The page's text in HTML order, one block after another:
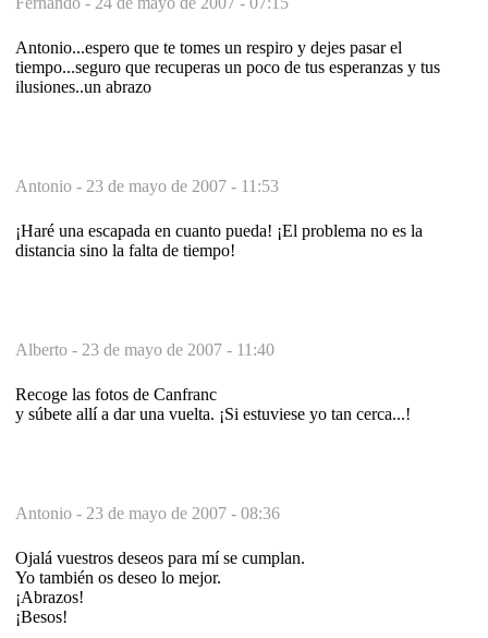
Antonio...espero que te tomes un respiro y dejes pasar el
tiempo...seguro que recuperas un poco de tus esperanzas y tus
ilusiones..un abrazo
Antonio - 23 de mayo de 2007 - 11:53
¡Haré una escapada en cuanto pueda! ¡El problema no es la
distancia sino la falta de tiempo!
Alberto - 23 de mayo de 2007 - 11:40
Recoge las fotos de Canfranc
y súbete allí a dar una vuelta. ¡Si estuviese yo tan cerca...!
Antonio - 23 de mayo de 2007 - 08:36
Ojalá vuestros deseos para mí se cumplan.
Yo también os deseo lo mejor.
¡Abrazos!
¡Besos!